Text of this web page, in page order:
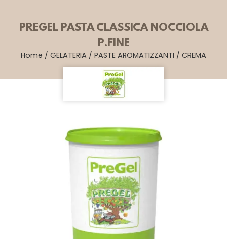
PREGEL PASTA CLASSICA NOCCIOLA
P.FINE
Home / GELATERIA / PASTE AROMATIZZANTI / CREMA